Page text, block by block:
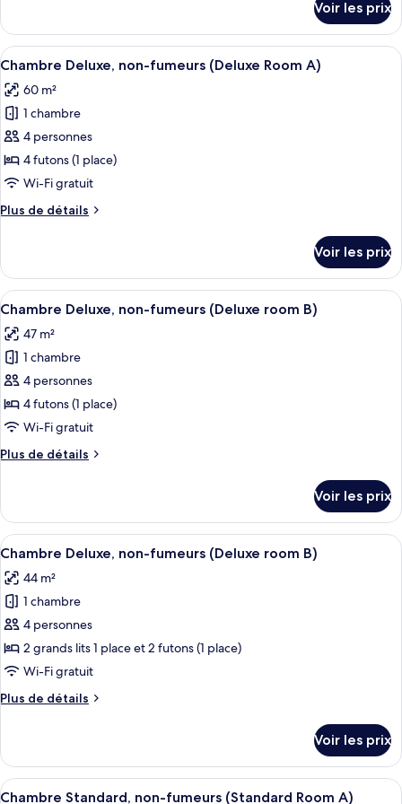
non-
fumeurs
(A)
le
type
de
Chambre
Simple,
non-
fumeurs
(A)
Voir les prix
Afficher
toutes
les
photos
pour
ce
type
chambre :
non-
fumeurs
(Deluxe
Room
A)
Une pièce de style japonais
8
Chambre Deluxe, non-fumeurs (Deluxe Room A)
60 m²
1 chambre
4 personnes
4 futons (1 place)
Wi-Fi gratuit
Plus de détails
Plus
le
type
de
Chambre
Deluxe,
non-
fumeurs
(Deluxe
Room
A)
Voir les prix
Afficher
toutes
les
photos
pour
ce
type
chambre :
non-
fumeurs
(Deluxe
room
B)
Une pièce de style japonais
8
Chambre Deluxe, non-fumeurs (Deluxe room B)
47 m²
1 chambre
4 personnes
4 futons (1 place)
Wi-Fi gratuit
Plus de détails
Plus
le
type
de
Chambre
Deluxe,
non-
fumeurs
(Deluxe
room
B)
Voir les prix
Afficher
toutes
les
photos
pour
ce
type
chambre :
non-
fumeurs
Une pièce de style japonais
10
Chambre Deluxe, non-fumeurs (Deluxe room B)
44 m²
1 chambre
4 personnes
2 grands lits 1 place et 2 futons (1 place)
Wi-Fi gratuit
Plus de détails
Plus
le
type
de
Voir les prix
Afficher
Une pièce de style japonais
8
Chambre Standard, non-fumeurs (Standard Room A)